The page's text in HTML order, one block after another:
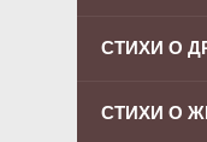
СТИХИ О
СТИХИ О